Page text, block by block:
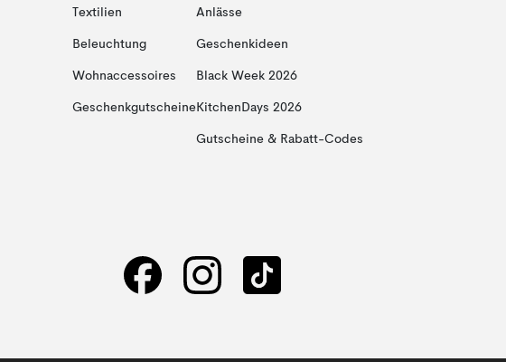
Textilien
Beleuchtung
Wohnaccessoires
Geschenkgutscheine
Anlässe
Geschenkideen
Black Week 2026
KitchenDays 2026
Gutscheine & Rabatt-Codes